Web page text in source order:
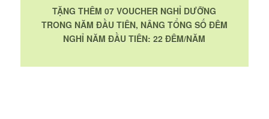
TẶNG THÊM07 VOUCHER NGHỈ DƯỠNG
TRONG NĂM ĐẦU TIÊN, NÂNG TỔNG SỐ ĐÊM
NGHỈ NĂM ĐẦU TIÊN:22 ĐÊM/NĂM